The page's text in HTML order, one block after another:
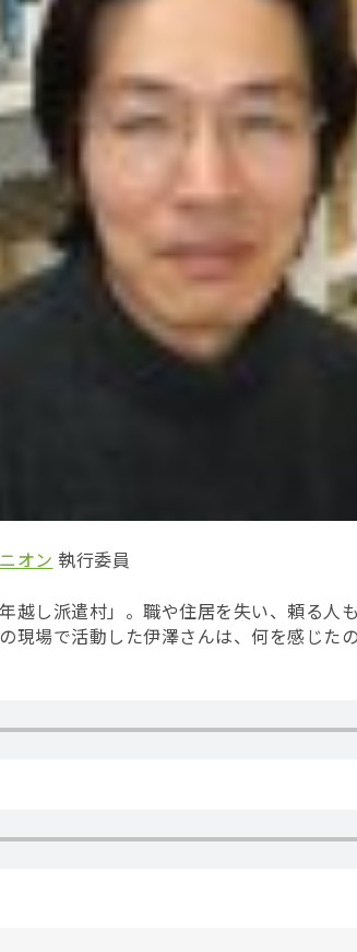
オン 執行委員
越し派遣村」。職や住居を失い、頼る人
現場で活動した伊澤さんは、何を感じた